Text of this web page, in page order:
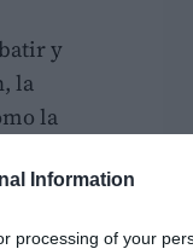
Information
processing of your
y
la
la
director